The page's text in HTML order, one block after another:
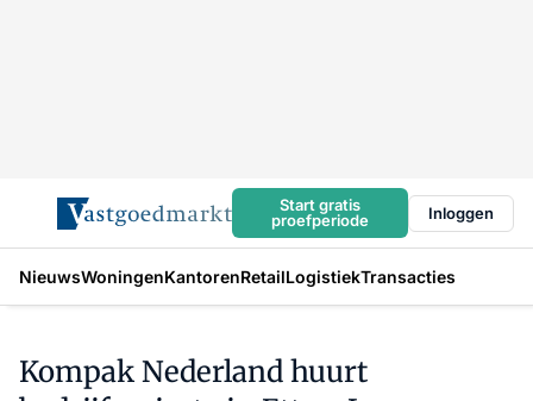
Start gratis
proefperiode
Inloggen
NieuwsWoningenKantorenRetailLogistiekTransacties
Kompak Nederland huurt